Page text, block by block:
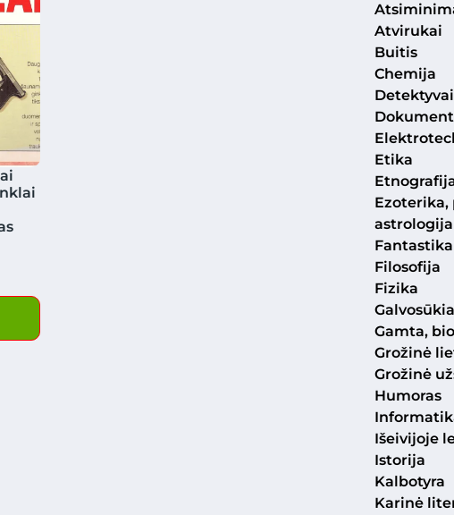
Atvirukai
Buitis
Chemija
Detektyvai
Etika
Ezoterika,
astrologija
Fantastika
Filosofija
Fizika
Gamta,
Grožinė
Grožinė
Humoras
Išeivijoje
Istorija
Kalbotyra
Karinė